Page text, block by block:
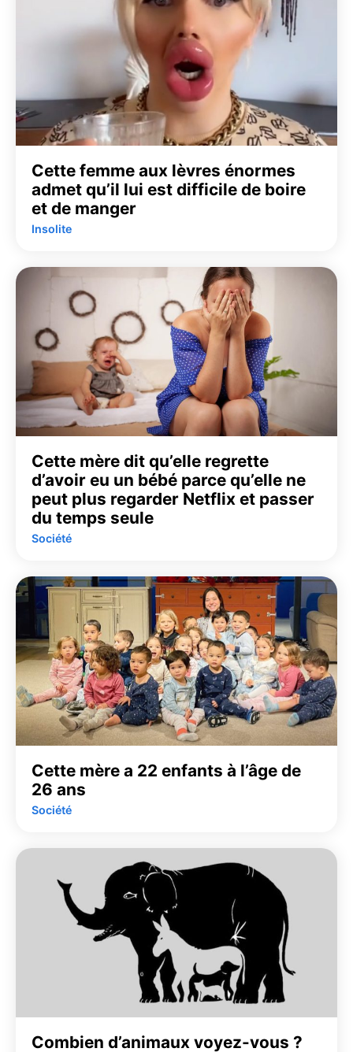
Cette femme aux lèvres énormes
admet qu’il lui est difficile de boire
et de manger
Insolite
Cette mère dit qu’elle regrette
d’avoir eu un bébé parce qu’elle ne
peut plus regarder Netflix et passer
du temps seule
Société
Cette mère a 22 enfants à l’âge de
26 ans
Société
Combien d’animaux voyez-vous ?